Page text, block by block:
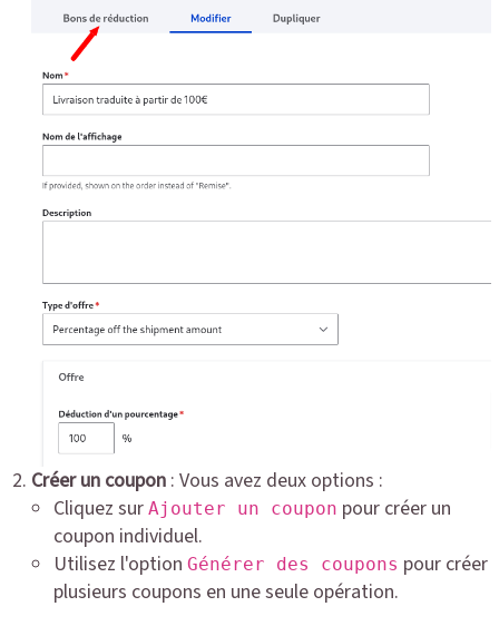
Créer un coupon: Vous avez deux options :
Cliquez sur Ajouter un coupon pour créer un
coupon individuel.
Utilisez l'option Générer des coupons pour créer
plusieurs coupons en une seule opération.